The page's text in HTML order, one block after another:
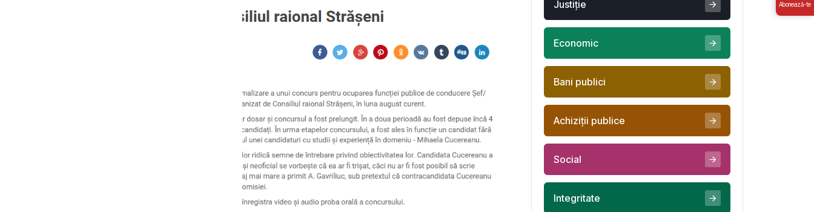
Justiţie
Economic
Bani publici
Achiziţii publice
Social
Integritate
Abonează-te